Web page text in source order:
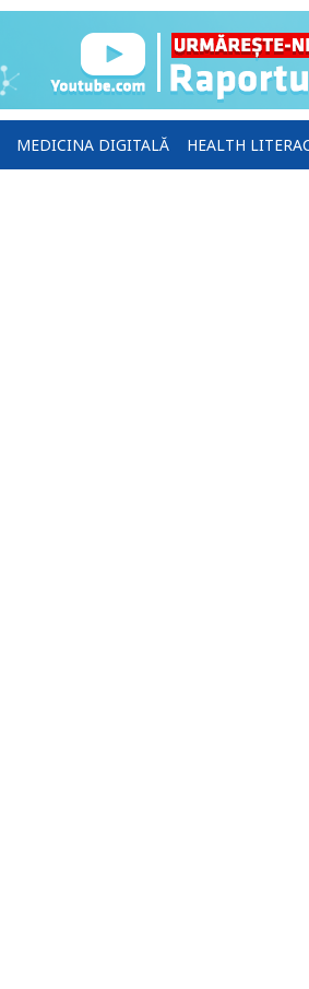
MEDICINA DIGITALĂ HEALTH